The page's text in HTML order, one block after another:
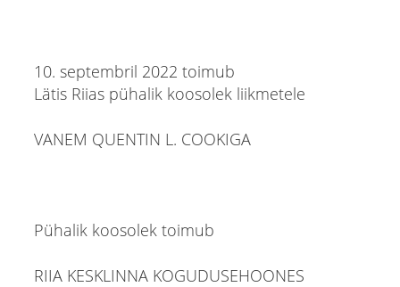
10. septembril 2022 toimub
Lätis Riias pühalik koosolek liikmetele
VANEM QUENTIN L. COOKIGA
Pühalik koosolek toimub
RIIA KESKLINNA KOGUDUSEHOONES